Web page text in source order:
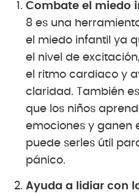
Combate el miedo
8 es una
el miedo infantil ya
el nivel de
el ritmo cardiaco y
claridad. También
que los niños
emociones y ganen
puede serles útil
pánico.
Ayuda a lidiar con